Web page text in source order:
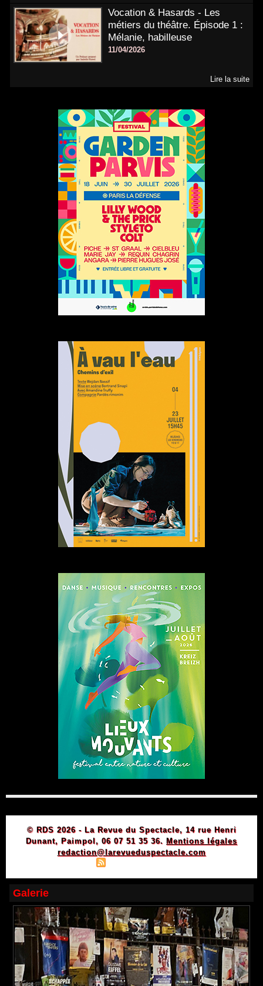
Vocation & Hasards - Les
métiers du théâtre. Épisode 1 :
Mélanie, habilleuse
11/04/2026
Lire la suite
© RDS 2026 - La Revue du Spectacle, 14 rue Henri
Dunant, Paimpol, 06 07 51 35 36. Mentions légales
redaction@larevueduspectacle.com
Galerie